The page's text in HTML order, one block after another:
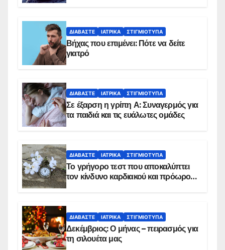
ΔΙΑΒΆΣΤΕ ΙΑΤΡΙΚΆ ΣΤΙΓΜΙΌΤΥΠΑ
Βήχας που επιμένει: Πότε να δείτε
γιατρό
ΔΙΑΒΆΣΤΕ ΙΑΤΡΙΚΆ ΣΤΙΓΜΙΌΤΥΠΑ
Σε έξαρση η γρίπη Α: Συναγερμός για
τα παιδιά και τις ευάλωτες ομάδες
ΔΙΑΒΆΣΤΕ ΙΑΤΡΙΚΆ ΣΤΙΓΜΙΌΤΥΠΑ
Το γρήγορο τεστ που αποκαλύπτει
τον κίνδυνο καρδιακού και πρόωρου
ΔΙΑΒΆΣΤΕ ΙΑΤΡΙΚΆ ΣΤΙΓΜΙΌΤΥΠΑ
Δεκέμβριος: Ο μήνας – πειρασμός για
τη σιλουέτα μας